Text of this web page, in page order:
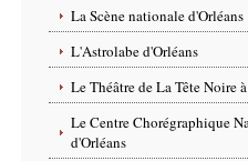
La Scène nationale d'Orléans
L'Astrolabe d'Orléans
Le Théâtre de La Tête Noire
Le Centre Chorégraphique
d'Orléans